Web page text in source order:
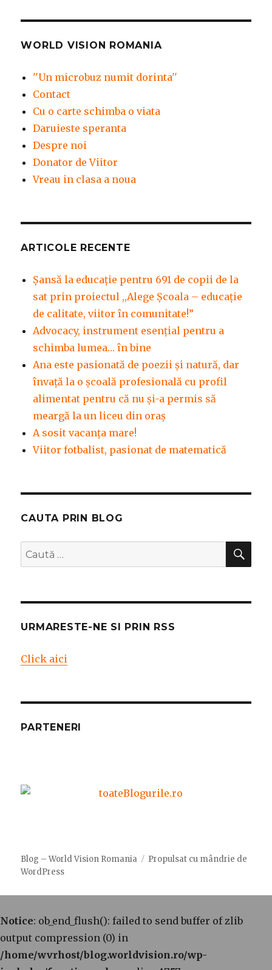
WORLD VISION ROMANIA
''Un microbuz numit dorinta''
Contact
Cu o carte schimba o viata
Daruieste speranta
Despre noi
Donator de Viitor
Vreau in clasa a noua
ARTICOLE RECENTE
Șansă la educație pentru 691 de copii de la
sat prin proiectul ,,Alege Școala – educație
de calitate, viitor în comunitate!”
Advocacy, instrument esenţial pentru a
schimba lumea… în bine
Ana este pasionată de poezii și natură, dar
învață la o școală profesională cu profil
alimentat pentru că nu și-a permis să
meargă la un liceu din oraș
A sosit vacanța mare!
Viitor fotbalist, pasionat de matematică
CAUTA PRIN BLOG
Caută
după:
URMARESTE-NE SI PRIN RSS
Click aici
PARTENERI
Blog – World Vision Romania
Propulsat cu mândrie de
WordPress
Notice: ob_end_flush(): failed to send buffer of zlib
output compression (0) in
/home/wvrhost/blog.worldvision.ro/wp-